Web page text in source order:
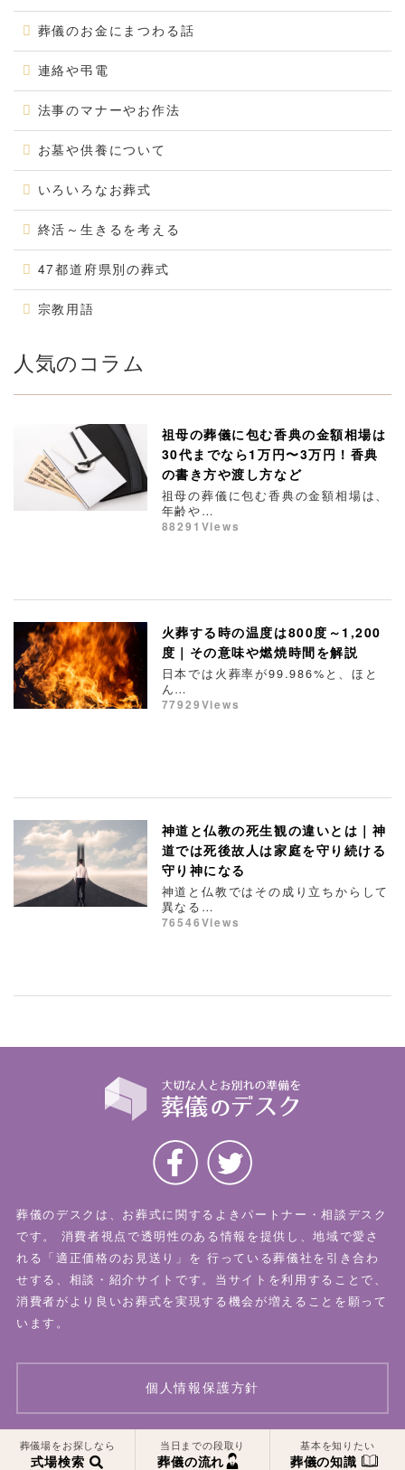
一覧はこちら
葬儀のお金にまつわる話
連絡や弔電
法事のマナーやお作法
お墓や供養について
いろいろなお葬式
終活～生きるを考える
47都道府県別の葬式
宗教用語
人気のコラム
祖母の葬儀に包む香典の金額相場は
30代までなら1万円〜3万円！香典
の書き方や渡し方など
祖母の葬儀に包む香典の金額相場は、
年齢や…
88291Views
火葬する時の温度は800度～1,200
度｜その意味や燃焼時間を解説
日本では火葬率が99.986%と、ほと
ん…
77929Views
神道と仏教の死生観の違いとは｜神
道では死後故人は家庭を守り続ける
守り神になる
神道と仏教ではその成り立ちからして
異なる…
76546Views
一覧はこちら
葬儀場をお探しなら
式場検索
当日までの段取り
葬儀の流れ
基本を知りたい
葬儀の知識
葬儀のデスクは、お葬式に関するよきパートナー・相談デスク
です。
消費者視点で透明性のある情報を提供し、地域で愛さ
れる「適正価格のお見送り」を 行っている葬儀社を引き合わ
せする、相談・紹介サイトです。当サイトを利用することで、
消費者がより良いお葬式を実現する機会が増えることを願って
います。
個人情報保護方針
© 2026 葬儀のデスク All Rights Reserved.